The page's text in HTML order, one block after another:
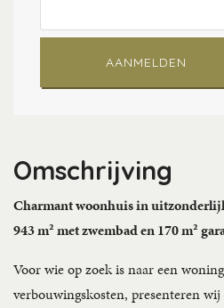
AANMELDEN
Omschrijving
Charmant woonhuis in
943 m² met zwembad en 170 m²
Voor wie op zoek is naar een
verbouwingskosten, presenteren